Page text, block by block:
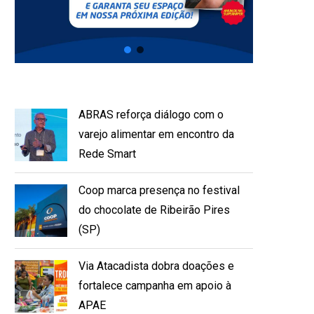
ABRAS reforça diálogo com o
varejo alimentar em encontro da
Rede Smart
Coop marca presença no festival
do chocolate de Ribeirão Pires
(SP)
Via Atacadista dobra doações e
fortalece campanha em apoio à
APAE